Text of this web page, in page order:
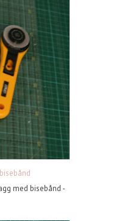
med bisebånd -